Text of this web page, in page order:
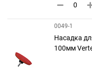
0049-1
Насадка
100мм